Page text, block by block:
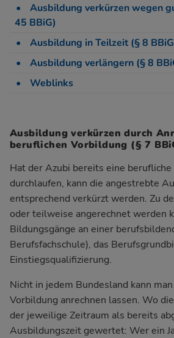
Ausbildung verkürzen wegen
45 BBiG)
Ausbildung in Teilzeit (§ 8
Ausbildung verlängern (§ 8
Weblinks
Ausbildung verkürzen durch
beruflichen Vorbildung (§ 7
Hat der Azubi bereits eine
durchlaufen, kann die angestrebte
entsprechend verkürzt werden. Zu
oder teilweise angerechnet werden
Bildungsgänge an einer
Berufsfachschule), das
Einstiegsqualifizierung.
Nicht in jedem Bundesland kann
Vorbildung anrechnen lassen. Wo
der jeweilige Zeitraum als bereits
Ausbildungszeit gewertet: Wer ein